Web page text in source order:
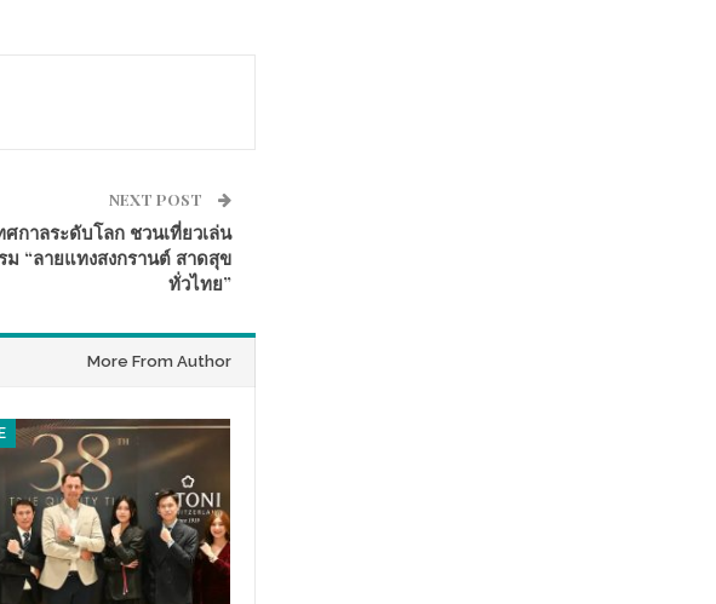
NEXT POST
กาลระดับโลก ชวนเที่ยวเล่น
“ลายแทงสงกรานต์ สาดสุข
ทั่วไทย”
More From Author